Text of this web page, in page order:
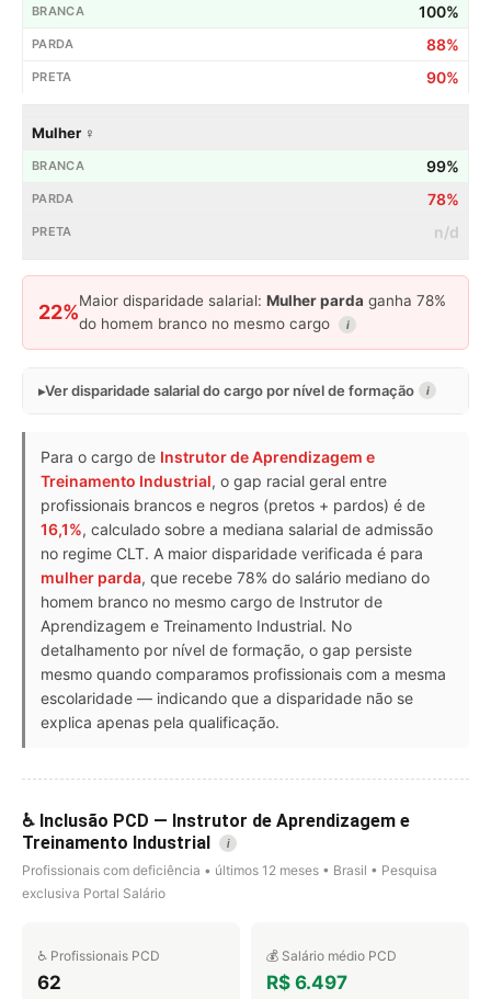
100%
88%
90%
Mulher ♀
99%
78%
n/d
22%
Maior disparidade salarial: Mulher parda ganha 78%
do homem branco no mesmo cargo
i
Ver disparidade salarial do cargo por nível de formação i
Para o cargo de Instrutor de Aprendizagem e
Treinamento Industrial, o gap racial geral entre
profissionais brancos e negros (pretos + pardos) é de
16,1%, calculado sobre a mediana salarial de admissão
no regime CLT. A maior disparidade verificada é para
mulher parda, que recebe 78% do salário mediano do
homem branco no mesmo cargo de Instrutor de
Aprendizagem e Treinamento Industrial. No
detalhamento por nível de formação, o gap persiste
mesmo quando comparamos profissionais com a mesma
escolaridade — indicando que a disparidade não se
explica apenas pela qualificação.
♿ Inclusão PCD — Instrutor de Aprendizagem e
Treinamento Industrial
i
Profissionais com deficiência • últimos 12 meses • Brasil • Pesquisa
exclusiva Portal Salário
♿ Profissionais PCD
62
💰 Salário médio PCD
R$ 6.497